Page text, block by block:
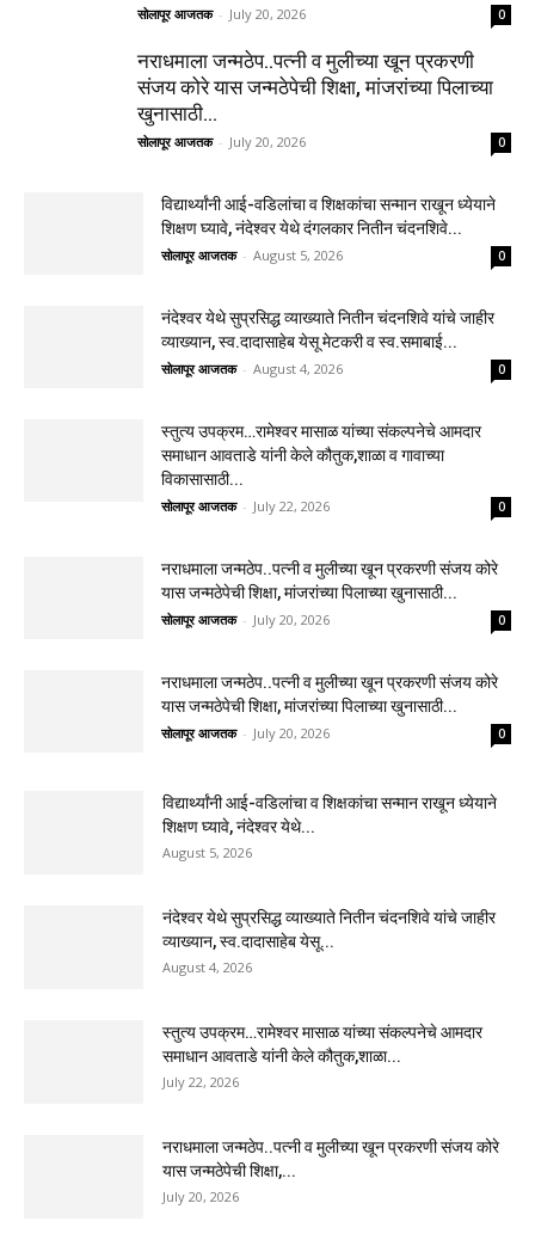
सोलापूर आजतक - July 20, 2026 0
नराधमाला जन्मठेप..पत्नी व मुलीच्या खून प्रकरणी
संजय कोरे यास जन्मठेपेची शिक्षा, मांजरांच्या पिलाच्या
खुनासाठी...
सोलापूर आजतक - July 20, 2026 0
विद्यार्थ्यांनी आई-वडिलांचा व शिक्षकांचा सन्मान राखून ध्येयाने
शिक्षण घ्यावे, नंदेश्वर येथे दंगलकार नितीन चंदनशिवे...
सोलापूर आजतक - August 5, 2026 0
नंदेश्वर येथे सुप्रसिद्ध व्याख्याते नितीन चंदनशिवे यांचे जाहीर
व्याख्यान, स्व.दादासाहेब येसू मेटकरी व स्व.समाबाई...
सोलापूर आजतक - August 4, 2026 0
स्तुत्य उपक्रम…रामेश्वर मासाळ यांच्या संकल्पनेचे आमदार
समाधान आवताडे यांनी केले कौतुक,शाळा व गावाच्या
विकासासाठी...
सोलापूर आजतक - July 22, 2026 0
नराधमाला जन्मठेप..पत्नी व मुलीच्या खून प्रकरणी संजय कोरे
यास जन्मठेपेची शिक्षा, मांजरांच्या पिलाच्या खुनासाठी...
सोलापूर आजतक - July 20, 2026 0
नराधमाला जन्मठेप..पत्नी व मुलीच्या खून प्रकरणी संजय कोरे
यास जन्मठेपेची शिक्षा, मांजरांच्या पिलाच्या खुनासाठी...
सोलापूर आजतक - July 20, 2026 0
विद्यार्थ्यांनी आई-वडिलांचा व शिक्षकांचा सन्मान राखून ध्येयाने
शिक्षण घ्यावे, नंदेश्वर येथे...
August 5, 2026
नंदेश्वर येथे सुप्रसिद्ध व्याख्याते नितीन चंदनशिवे यांचे जाहीर
व्याख्यान, स्व.दादासाहेब येसू...
August 4, 2026
स्तुत्य उपक्रम…रामेश्वर मासाळ यांच्या संकल्पनेचे आमदार
समाधान आवताडे यांनी केले कौतुक,शाळा...
July 22, 2026
नराधमाला जन्मठेप..पत्नी व मुलीच्या खून प्रकरणी संजय कोरे
यास जन्मठेपेची शिक्षा,...
July 20, 2026